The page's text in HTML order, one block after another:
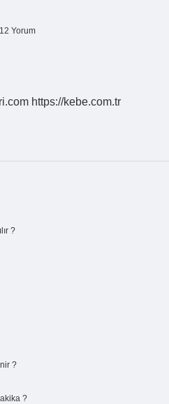
12 Yorum
https://kebe.com.tr
?
?
?